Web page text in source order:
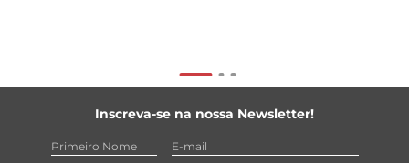
Inscreva-se na nossa Newsletter!